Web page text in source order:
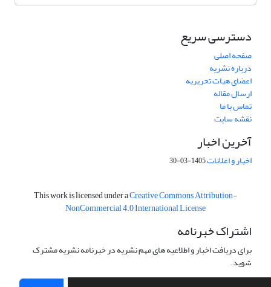
دسترسی سریع
صفحه اصلی
درباره نشریه
اعضای هیات تحریریه
ارسال مقاله
تماس با ما
نقشه سایت
آخرین اخبار
اخبار و اعلانات1405-03-30
This work is licensed under aCreative Commons Attribution-
NonCommercial 4.0 International License
اشتراک خبرنامه
برای دریافت اخبار و اطلاعیه های مهم نشریه در خبرنامه نشریه مشترک
شوید.